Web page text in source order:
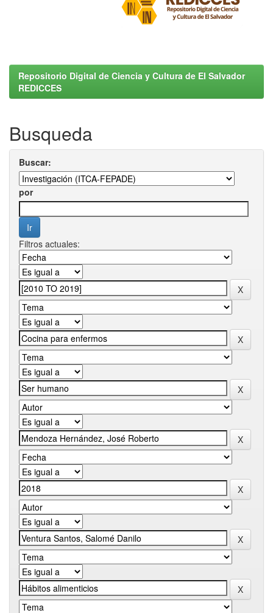
Repositorio Digital de Ciencia y Cultura de El Salvador
REDICCES
Busqueda
Buscar:
por
Filtros actuales: